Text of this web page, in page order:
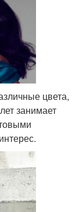
цвета,
занимает